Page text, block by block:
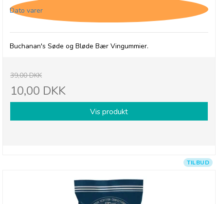
Dato varer
Buchanan's Søde og Bløde Bær Vingummier.
39,00 DKK
10,00 DKK
Vis produkt
TILBUD